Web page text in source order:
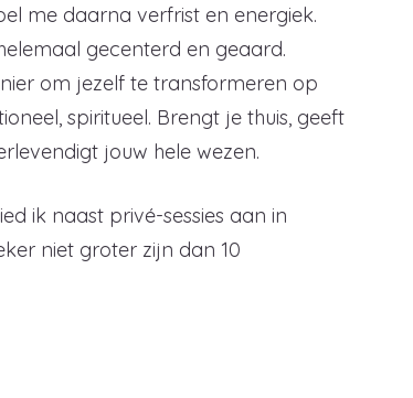
me daarna verfrist en energiek.
gecenterd en geaard.
om jezelf te transformeren op
spiritueel. Brengt je thuis, geeft
jouw hele wezen.
ik naast privé-sessies aan in
niet groter zijn dan 10